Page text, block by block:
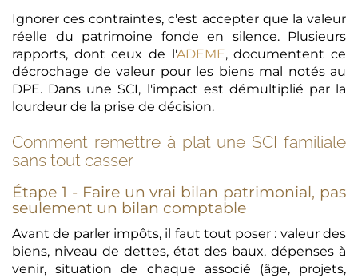
Ignorer ces contraintes, c'est accepter que la valeur
réelle du patrimoine fonde en silence. Plusieurs
rapports, dont ceux de l'ADEME, documentent ce
décrochage de valeur pour les biens mal notés au
DPE. Dans une SCI, l'impact est démultiplié par la
lourdeur de la prise de décision.
Comment remettre à plat une SCI familiale
sans tout casser
Étape 1 - Faire un vrai bilan patrimonial, pas
seulement un bilan comptable
Avant de parler impôts, il faut tout poser : valeur des
biens, niveau de dettes, état des baux, dépenses à
venir, situation de chaque associé (âge, projets,